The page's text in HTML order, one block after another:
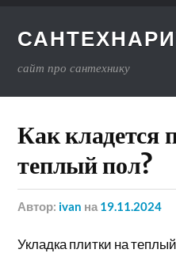
сайт про сантехнику
Как кладется
теплый пол?
Автор: ivan на 19.11.2024
Укладка плитки на